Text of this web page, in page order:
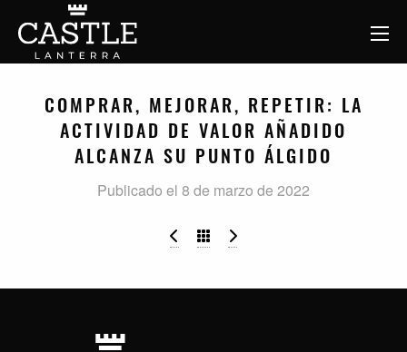
COMPRAR, MEJORAR, REPETIR: LA
ACTIVIDAD DE VALOR AÑADIDO
ALCANZA SU PUNTO ÁLGIDO
Publicado el 8 de marzo de 2022
Los apartamentos Lumen de